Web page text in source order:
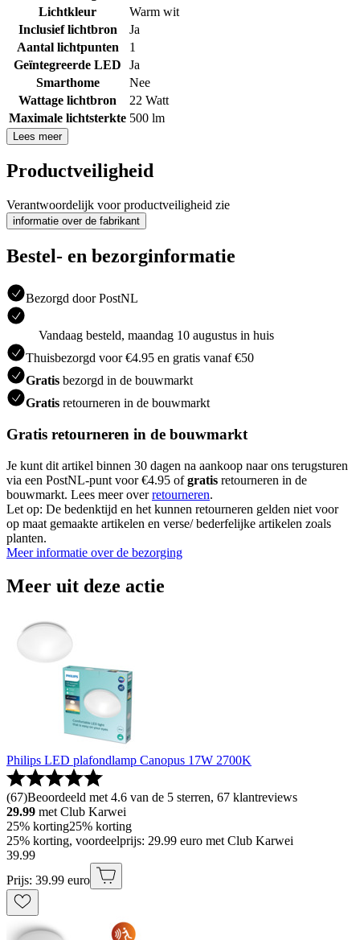
Lichtkleur
Warm wit
Inclusief lichtbron
Ja
Aantal lichtpunten
1
Geïntegreerde LED
Ja
Smarthome
Nee
Wattage lichtbron
22 Watt
Maximale lichtsterkte 500 lm
Lees meer
Productveiligheid
Verantwoordelijk voor productveiligheid zie
informatie over de fabrikant
Bestel- en bezorginformatie
Bezorgd door PostNL
Vandaag besteld, maandag 10 augustus in huis
Thuisbezorgd voor €4.95 en gratis vanaf €50
Gratis bezorgd in de bouwmarkt
Gratis retourneren in de bouwmarkt
Gratis retourneren in de bouwmarkt
Je kunt dit artikel binnen 30 dagen na aankoop naar ons terugsturen
via een PostNL-punt voor €4.95 ofgratis retourneren in de
bouwmarkt. Lees meer overretourneren.
Let op: De bedenktijd en het kunnen retourneren gelden niet voor
op maat gemaakte artikelen en verse/ bederfelijke artikelen zoals
planten.
Meer informatie over de bezorging
Meer uit deze actie
Philips LED plafondlamp Canopus 17W 2700K
(67)Beoordeeld met 4.6 van de 5 sterren, 67 klantreviews
29.99 met Club Karwei
25% korting25% korting
25% korting, voordeelprijs: 29.99 euro met Club Karwei
39.99
Prijs: 39.99 euro